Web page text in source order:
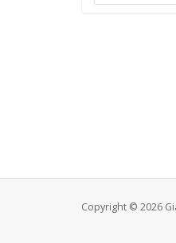
Copyright © 2026